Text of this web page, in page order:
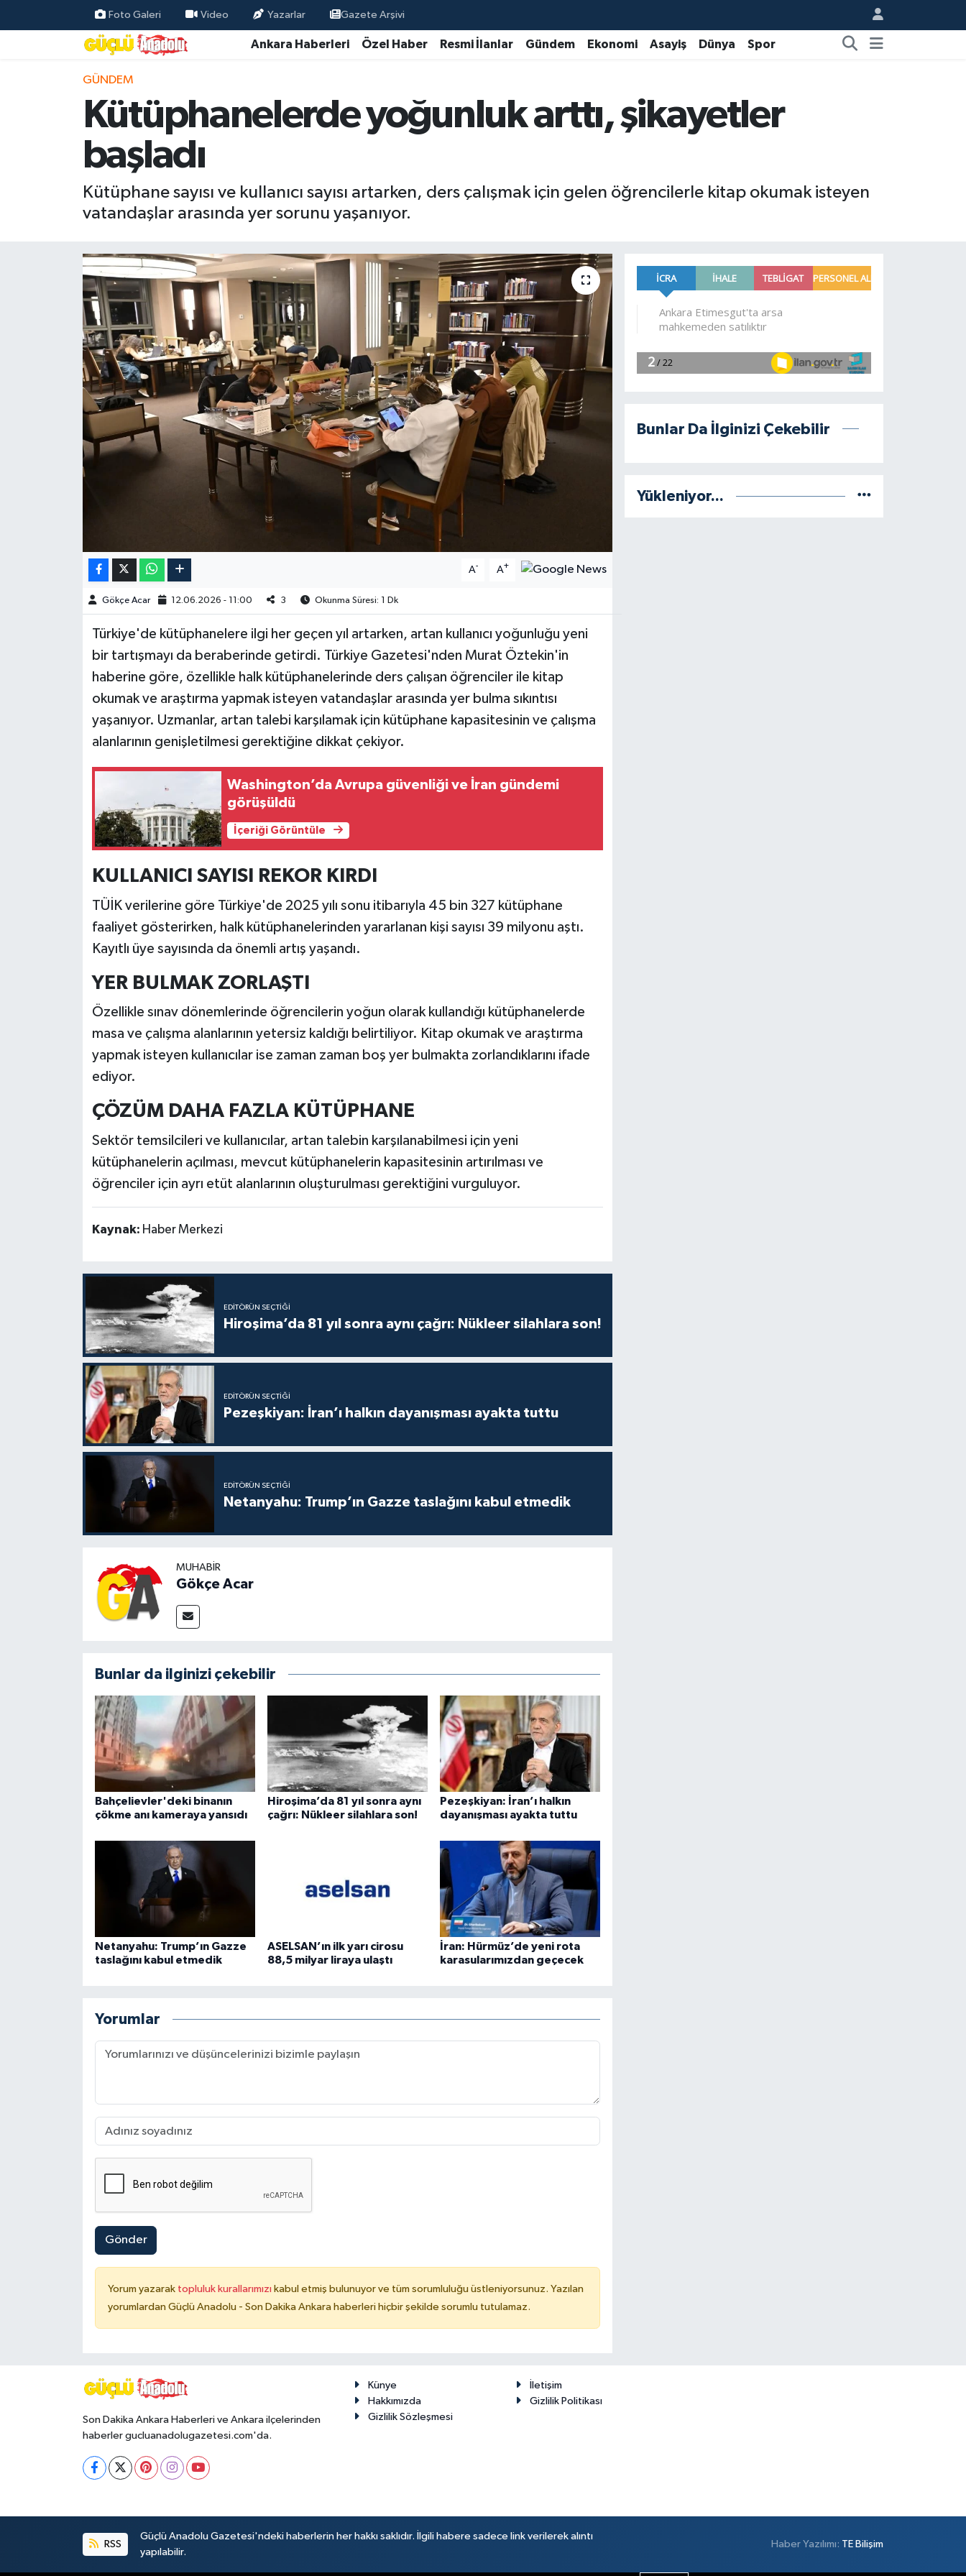
Foto Galeri Video Yazarlar Gazete Arşivi
Ankara Haberleri Özel Haber Resmi İlanlar Gündem Ekonomi Asayiş Dünya Spor
GÜNDEM
Kütüphanelerde yoğunluk arttı, şikayetler
başladı
Kütüphane sayısı ve kullanıcı sayısı artarken, ders çalışmak için gelen öğrencilerle kitap okumak isteyen
vatandaşlar arasında yer sorunu yaşanıyor.
A- A+
Gökçe Acar 12.06.2026 - 11:00 3 Okunma Süresi: 1 Dk
Türkiye'de kütüphanelere ilgi her geçen yıl artarken, artan kullanıcı yoğunluğu yeni
bir tartışmayı da beraberinde getirdi. Türkiye Gazetesi'nden Murat Öztekin'in
haberine göre, özellikle halk kütüphanelerinde ders çalışan öğrenciler ile kitap
okumak ve araştırma yapmak isteyen vatandaşlar arasında yer bulma sıkıntısı
yaşanıyor. Uzmanlar, artan talebi karşılamak için kütüphane kapasitesinin ve çalışma
alanlarının genişletilmesi gerektiğine dikkat çekiyor.
Washington’da Avrupa güvenliği ve İran gündemi
görüşüldü
İçeriği Görüntüle
KULLANICI SAYISI REKOR KIRDI
TÜİK verilerine göre Türkiye'de 2025 yılı sonu itibarıyla 45 bin 327 kütüphane
faaliyet gösterirken, halk kütüphanelerinden yararlanan kişi sayısı 39 milyonu aştı.
Kayıtlı üye sayısında da önemli artış yaşandı.
YER BULMAK ZORLAŞTI
Özellikle sınav dönemlerinde öğrencilerin yoğun olarak kullandığı kütüphanelerde
masa ve çalışma alanlarının yetersiz kaldığı belirtiliyor. Kitap okumak ve araştırma
yapmak isteyen kullanıcılar ise zaman zaman boş yer bulmakta zorlandıklarını ifade
ediyor.
ÇÖZÜM DAHA FAZLA KÜTÜPHANE
Sektör temsilcileri ve kullanıcılar, artan talebin karşılanabilmesi için yeni
kütüphanelerin açılması, mevcut kütüphanelerin kapasitesinin artırılması ve
öğrenciler için ayrı etüt alanlarının oluşturulması gerektiğini vurguluyor.
Kaynak: Haber Merkezi
EDITÖRÜN SEÇTIĞI
Hiroşima’da 81 yıl sonra aynı çağrı: Nükleer silahlara son!
EDITÖRÜN SEÇTIĞI
Pezeşkiyan: İran’ı halkın dayanışması ayakta tuttu
EDITÖRÜN SEÇTIĞI
Netanyahu: Trump’ın Gazze taslağını kabul etmedik
MUHABIR
Gökçe Acar
Bunlar da ilginizi çekebilir
Bahçelievler'deki binanın
çökme anı kameraya yansıdı
Hiroşima’da 81 yıl sonra aynı
çağrı: Nükleer silahlara son!
Pezeşkiyan: İran’ı halkın
dayanışması ayakta tuttu
Netanyahu: Trump’ın Gazze
taslağını kabul etmedik
ASELSAN’ın ilk yarı cirosu
88,5 milyar liraya ulaştı
İran: Hürmüz’de yeni rota
karasularımızdan geçecek
Yorumlar
Gönder
Yorum yazarak topluluk kurallarımızı kabul etmiş bulunuyor ve tüm sorumluluğu üstleniyorsunuz. Yazılan
yorumlardan Güçlü Anadolu - Son Dakika Ankara haberleri hiçbir şekilde sorumlu tutulamaz.
Bunlar Da İlginizi Çekebilir
Yükleniyor...
Son Dakika Ankara Haberleri ve Ankara ilçelerinden
haberler gucluanadolugazetesi.com'da.
Künye
İletişim
Hakkımızda
Gizlilik Politikası
Gizlilik Sözleşmesi
RSS
Güçlü Anadolu Gazetesi'ndeki haberlerin her hakkı saklıdır. İlgili habere sadece link verilerek alıntı
yapılabilir.
Haber Yazılımı: TE Bilişim
Özel Haber
Resmi İlanlar
Ekonomi
Gündem
Magazin
Burç Yorumları
Kim kimdir?
Kültür Sanat